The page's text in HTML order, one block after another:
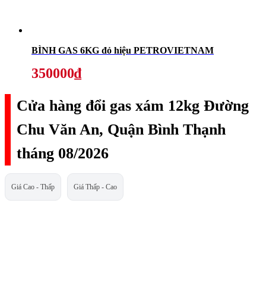
BÌNH GAS 6KG đỏ hiệu PETROVIETNAM
350000₫
Cửa hàng đổi gas xám 12kg Đường
Chu Văn An, Quận Bình Thạnh
tháng 08/2026
Giá Cao - Thấp Giá Thấp - Cao